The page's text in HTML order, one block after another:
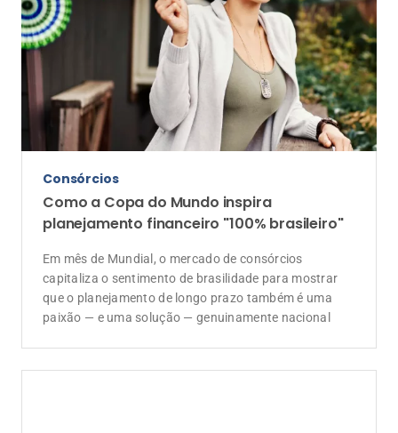
Consórcios
Como a Copa do Mundo inspira
planejamento financeiro "100% brasileiro"
Em mês de Mundial, o mercado de consórcios
capitaliza o sentimento de brasilidade para mostrar
que o planejamento de longo prazo também é uma
paixão — e uma solução — genuinamente nacional